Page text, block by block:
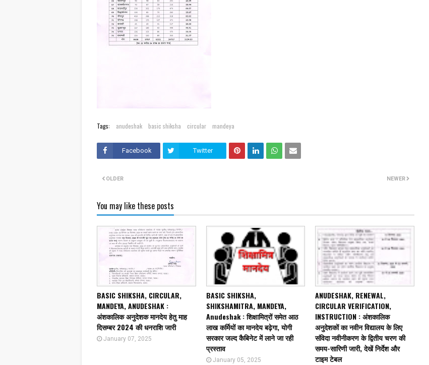
Tags: anudeshak basic shiksha circular mandeya
Facebook Twitter
NEWER
OLDER
You may like these posts
BASIC SHIKSHA, CIRCULAR,
MANDEYA, ANUDESHAK :
अंशकालिक अनुदेशक मानदेय हेतु माह
दिसम्बर 2024 की धनराशि जारी
January 07, 2025
BASIC SHIKSHA,
SHIKSHAMITRA, MANDEYA,
Anudeshak : शिक्षामित्रों समेत आठ
लाख कर्मियों का मानदेय बढ़ेगा, योगी
सरकार जल्द कैबिनेट में लाने जा रही
प्रस्ताव
January 05, 2025
ANUDESHAK, RENEWAL,
CIRCULAR VERIFICATION,
INSTRUCTION : अंशकालिक
अनुदेशकों का नवीन विद्यालय के लिए
संविदा नवीनीकरण के द्वितीय चरण की
समय-सारिणी जारी, देखें निर्देश और
टाइम टेबल